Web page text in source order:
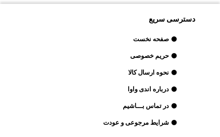
دسترسی سریع
صفحه نخست
حریم خصوصی
نحوه ارسال کالا
درباره اندی واوا
در تماس بـــاشیم
شرایط مرجوعی و عودت